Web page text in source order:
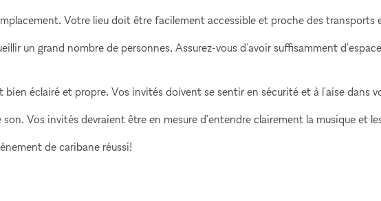
Votre lieu doit être facilement accessible et proche des transports
un grand nombre de personnes. Assurez-vous d'avoir suffisamment
bien éclairé et propre. Vos invités doivent se sentir en sécurité et à l'aise dans
Vos invités devraient être en mesure d'entendre clairement la musique et
de caribane réussi!